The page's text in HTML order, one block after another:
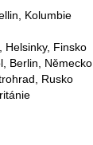
Kolumbie
Finsko
Berlin, Německo
Rusko